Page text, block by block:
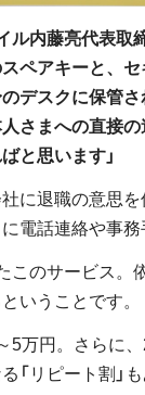
ル内藤亮代表取
ペアキーと、
デスクに保管
さまへの直接の
と思います」
に退職の意思
電話連絡や事務
このサービス。
いうことです。
5万円。さらに
リピート割」も